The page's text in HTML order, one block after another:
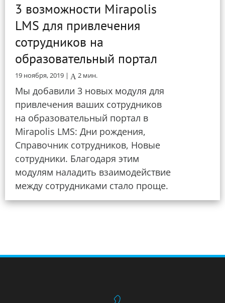
3 возможности Mirapolis
LMS для привлечения
сотрудников на
образовательный портал
19 ноября, 2019 | 2 мин.
Мы добавили 3 новых модуля для
привлечения ваших сотрудников
на образовательный портал в
Mirapolis LMS: Дни рождения,
Справочник сотрудников, Новые
сотрудники. Благодаря этим
модулям наладить взаимодействие
между сотрудниками стало проще.